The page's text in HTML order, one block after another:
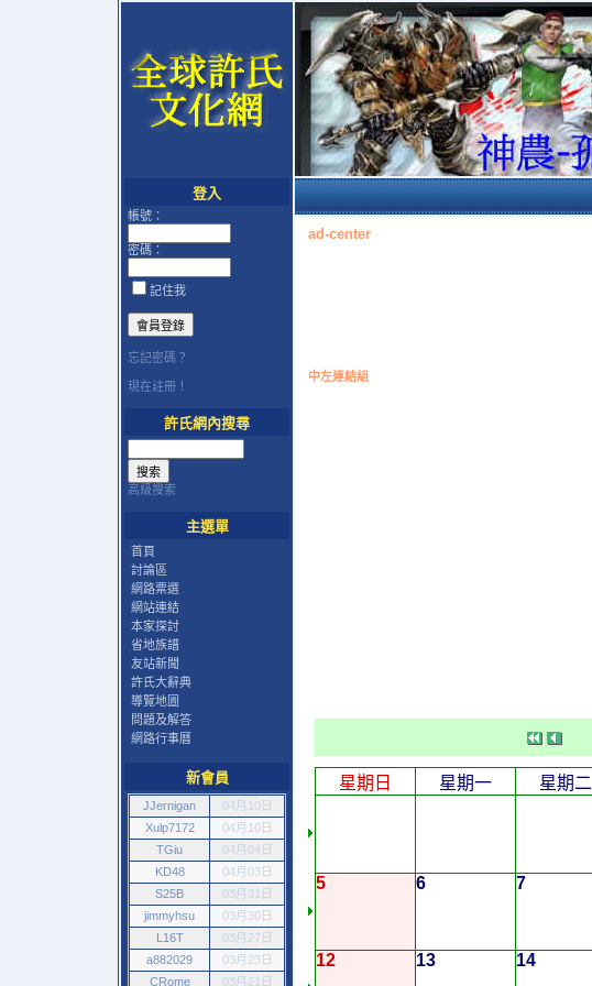
登入
帳號：
密碼：
記住我
忘記密碼？
現在註冊！
許氏網內搜尋
高級搜索
主選單
首頁
討論區
網路票選
網站連結
本家探討
省地族譜
友站新聞
許氏大辭典
導覽地圖
問題及解答
網路行事曆
新會員
JJernigan
04月10日
Xulp7172
04月10日
TGiu
04月04日
KD48
04月03日
S25B
03月31日
jimmyhsu
03月30日
L16T
03月27日
a882029
03月23日
CRome
03月21日
ad-center
中左連結組
星期日 星期一 星期二
5 6 7
12 13 14